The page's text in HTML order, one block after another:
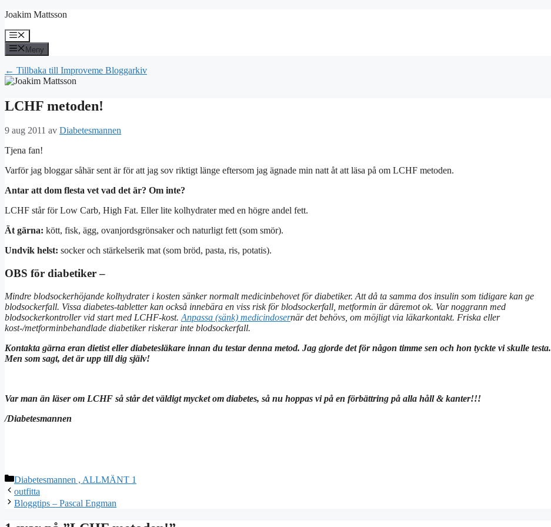
Hoppa
innehåll
Joakim Mattsson
Meny
Meny
← Tillbaka till Improveme Bloggarkiv
LCHF metoden!
9 aug 2011 av Diabetesmannen
Tjena fan!
Varför jag bloggar såhär sent är för att jag sov riktigt länge eftersom jag ägnade min natt åt att läsa på om LCHF metoden.
Antar att dom flesta vet vad det är? Om inte?
LCHF står för Low Carb, High Fat. Eller lite kolhydrater med en högre andel fett.
Ät gärna: kött, fisk, ägg, ovanjordsgrönsaker och naturligt fett (som smör).
Undvik helst: socker och stärkelserik mat (som bröd, pasta, ris, potatis).
OBS för diabetiker –
Mindre blodsockerhöjande kolhydrater i kosten sänker normalt medicinbehovet för diabetiker. Att då ta samma dos insulin som tidigare kan ge
blodsockerfall. Vissa diabetes-tabletter kan också innebära en viss risk för blodsockerfall, metformin är däremot ok. Var noggrann med
blodsockerkontroller vid start med LCHF-kost. Anpassa (sänk) medicindosernär det behövs, om möjligt via läkarkontakt. Friska eller
kost-/metforminbehandlade diabetiker riskerar inte blodsockerfall.
Kontakta gärna eran dietist eller diabetesläkare innan du testar denna metod. Jag gjorde det för någon timme sen och hon tyckte vi skulle testa.
Men som sagt, det är upp till dig själv!
Var man än läser om LCHF så står det väldigt mycket om diabetes, så nu hoppas vi på en förbättring på alla håll & kanter!!!
/Diabetesmannen
Kategorier
Diabetesmannen , ALLMÄNT 1
outfitta
Bloggtips – Pascal Engman